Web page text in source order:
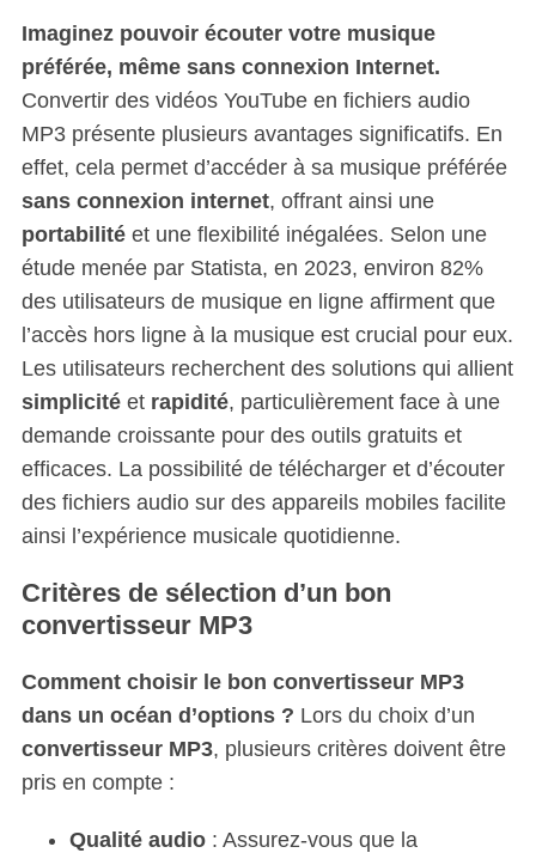
Imaginez pouvoir écouter votre musique
préférée, même sans connexion Internet.
Convertir des vidéos YouTube en fichiers audio
MP3 présente plusieurs avantages significatifs. En
effet, cela permet d’accéder à sa musique préférée
sans connexion internet, offrant ainsi une
portabilitéet une flexibilité inégalées. Selon une
étude menée par Statista, en 2023, environ 82%
des utilisateurs de musique en ligne affirment que
l’accès hors ligne à la musique est crucial pour eux.
Les utilisateurs recherchent des solutions qui allient
simplicitéet rapidité, particulièrement face à une
demande croissante pour des outils gratuits et
efficaces. La possibilité de télécharger et d’écouter
des fichiers audio sur des appareils mobiles facilite
ainsi l’expérience musicale quotidienne.
Critères de sélection d’un bon
convertisseur MP3
Comment choisir le bon convertisseur MP3
dans un océan d’options ? Lors du choix d’un
convertisseur MP3, plusieurs critères doivent être
pris en compte :
Qualité audio: Assurez-vous que la